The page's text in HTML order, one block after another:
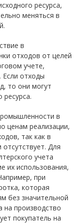
ресурса,
меняться в
в
отходов от целей
учете,
Если отходы
то они могут
ресурса.
в
ценам реализации,
так как в
Для
учета
их использования,
при
которая
без значительной
производство
покупатель на